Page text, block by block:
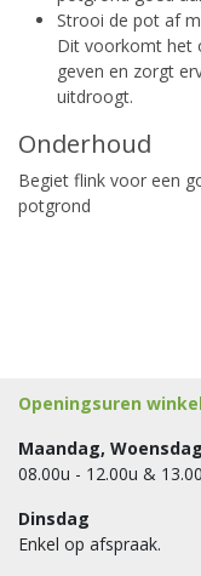
Strooi de pot af
Dit voorkomt het
geven en zorgt
uitdroogt.
Onderhoud
Begiet flink voor een
potgrond
Openingsuren winkel
Maandag,
08.00u - 12.00u &
Dinsdag
Enkel op afspraak.